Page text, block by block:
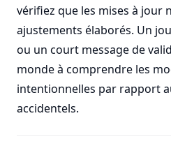
vérifiez que les mises à jour
ajustements élaborés. Un
ou un court message de
monde à comprendre les
intentionnelles par rapport
accidentels.